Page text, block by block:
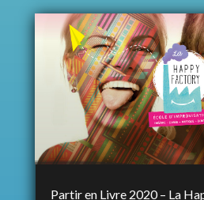
Partir en Livre 2020 – La